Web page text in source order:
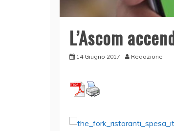
L’Ascom
14 Giugno 2017 Redazione